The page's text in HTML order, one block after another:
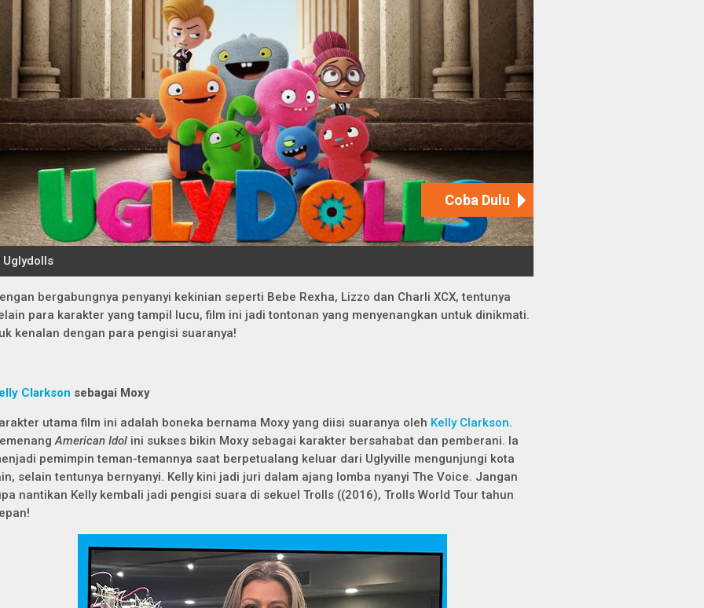
bergabungnya penyanyi kekinian seperti Bebe Rexha, Lizzo dan Charli XCX, tentunya
para karakter yang tampil lucu, film ini jadi tontonan yang menyenangkan untuk dinikmati.
kenalan dengan para pengisi suaranya!
Clarkson sebagai Moxy
utama film ini adalah boneka bernama Moxy yang diisi suaranya oleh Kelly Clarkson.
American Idol ini sukses bikin Moxy sebagai karakter bersahabat dan pemberani. Ia
pemimpin teman-temannya saat berpetualang keluar dari Uglyville mengunjungi kota
selain tentunya bernyanyi. Kelly kini jadi juri dalam ajang lomba nyanyi The Voice. Jangan
nantikan Kelly kembali jadi pengisi suara di sekuel Trolls ((2016), Trolls World Tour tahun